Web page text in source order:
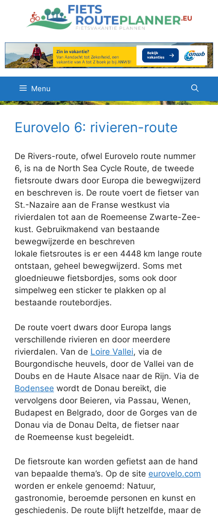
inhoud
Menu
Eurovelo 6: rivieren-route
De Rivers-route, ofwel Eurovelo route nummer
6, is na de North Sea Cycle Route, de tweede
fietsroute dwars door Europa die bewegwijzerd
en beschreven is. De route voert de fietser van
St.-Nazaire aan de Franse westkust via
rivierdalen tot aan de Roemeense Zwarte-Zee-
kust. Gebruikmakend van bestaande
bewegwijzerde en beschreven
lokale fietsroutes is er een 4448 km lange route
ontstaan, geheel bewegwijzerd. Soms met
gloednieuwe fietsbordjes, soms ook door
simpelweg een sticker te plakken op al
bestaande routebordjes.
De route voert dwars door Europa langs
verschillende rivieren en door meerdere
rivierdalen. Van de Loire Vallei, via de
Bourgondische heuvels, door de Vallei van de
Doubs en de Haute Alsace naar de Rijn. Via de
Bodensee wordt de Donau bereikt, die
vervolgens door Beieren, via Passau, Wenen,
Budapest en Belgrado, door de Gorges van de
Donau via de Donau Delta, de fietser naar
de Roemeense kust begeleidt.
De fietsroute kan worden gefietst aan de hand
van bepaalde thema’s. Op de site eurovelo.com
worden er enkele genoemd: Natuur,
gastronomie, beroemde personen en kunst en
geschiedenis. De route blijft hetzelfde, maar de